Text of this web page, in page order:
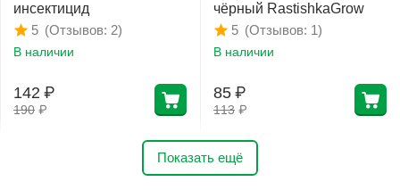
инсектицид
(Отзывов: 2)
5
В наличии
190 ₽
142 ₽
чёрный RastishkaGrow
(Отзывов: 1)
5
В наличии
113 ₽
85 ₽
Показать ещё